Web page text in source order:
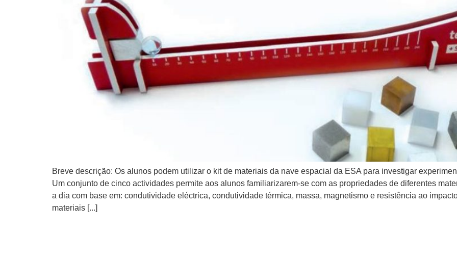
Breve descrição: Os alunos podem utilizar o kit de materiais da nave espacial da ESA para investigar
Um conjunto de cinco actividades permite aos alunos familiarizarem-se com as propriedades de diferentes
a dia com base em: condutividade eléctrica, condutividade térmica, massa, magnetismo e resistência ao
materiais [...]